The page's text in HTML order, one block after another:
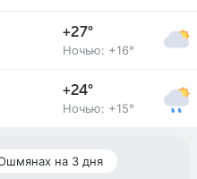
+27°
Ночью: +16°
+24°
Ночью: +15°
на 3 дня